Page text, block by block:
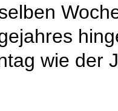
wie der